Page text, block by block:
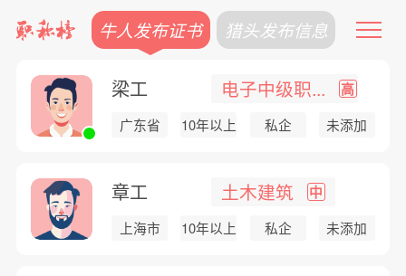
牛人发布证书 猎头发布信息
梁工 电子中级职... 高
广东省 10年以上 私企 未添加
章工 土木建筑 中
上海市 10年以上 私企 未添加